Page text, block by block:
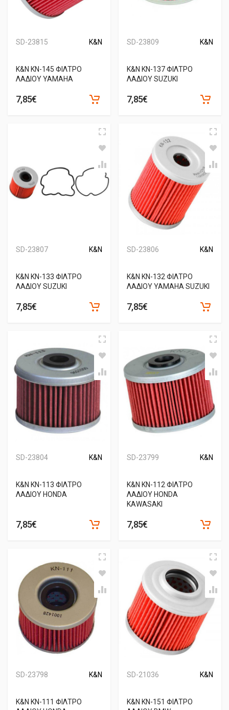
SD-23815 K&N
Κ&Ν ΚΝ-145 ΦΙΛΤΡΟ
ΛΑΔΙΟΥ YAMAHA
7,85€
SD-23809 K&N
Κ&Ν ΚΝ-137 ΦΙΛΤΡΟ
ΛΑΔΙΟΥ SUZUKI
7,85€
SD-23807 K&N
Κ&Ν ΚΝ-133 ΦΙΛΤΡΟ
ΛΑΔΙΟΥ SUZUKI
7,85€
SD-23806 K&N
Κ&Ν ΚΝ-132 ΦΙΛΤΡΟ
ΛΑΔΙΟΥ YAMAHA SUZUKI
7,85€
SD-23804 K&N
K&N KN-113 ΦΙΛΤΡΟ
ΛΑΔΙΟΥ HONDA
7,85€
SD-23799 K&N
K&N KN-112 ΦΙΛΤΡΟ
ΛΑΔΙΟΥ HONDA
KAWASAKI
7,85€
SD-23798 K&N
K&N KN-111 ΦΙΛΤΡΟ
SD-21036 K&N
K&N KN-151 ΦΙΛΤΡΟ